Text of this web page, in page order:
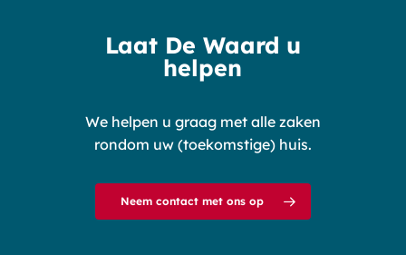
Laat De Waard u
helpen
We helpen u graag met alle zaken
rondom uw (toekomstige) huis.
Neem contact met ons op